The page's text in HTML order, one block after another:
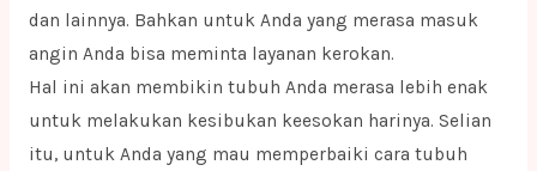
dan lainnya. Bahkan untuk Anda yang merasa masuk
angin Anda bisa meminta layanan kerokan.
Hal ini akan membikin tubuh Anda merasa lebih enak
untuk melakukan kesibukan keesokan harinya. Selian
itu, untuk Anda yang mau memperbaiki cara tubuh